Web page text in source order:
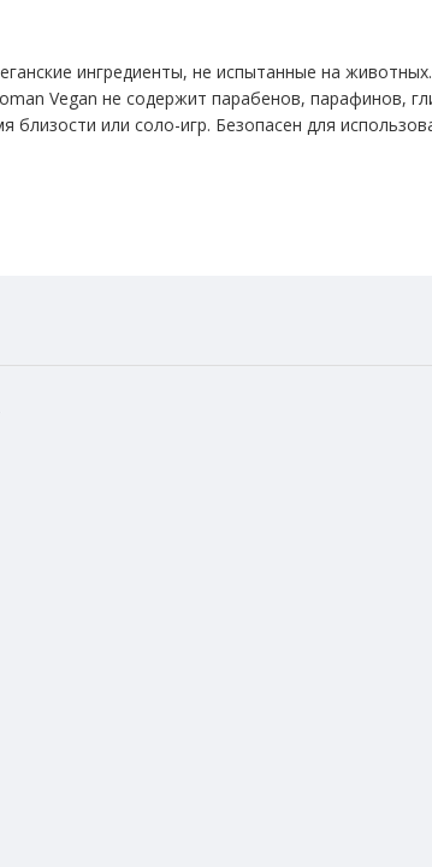
ингредиенты, не испытанные на
Vegan не содержит парабенов, парафинов,
близости или соло-игр. Безопасен для